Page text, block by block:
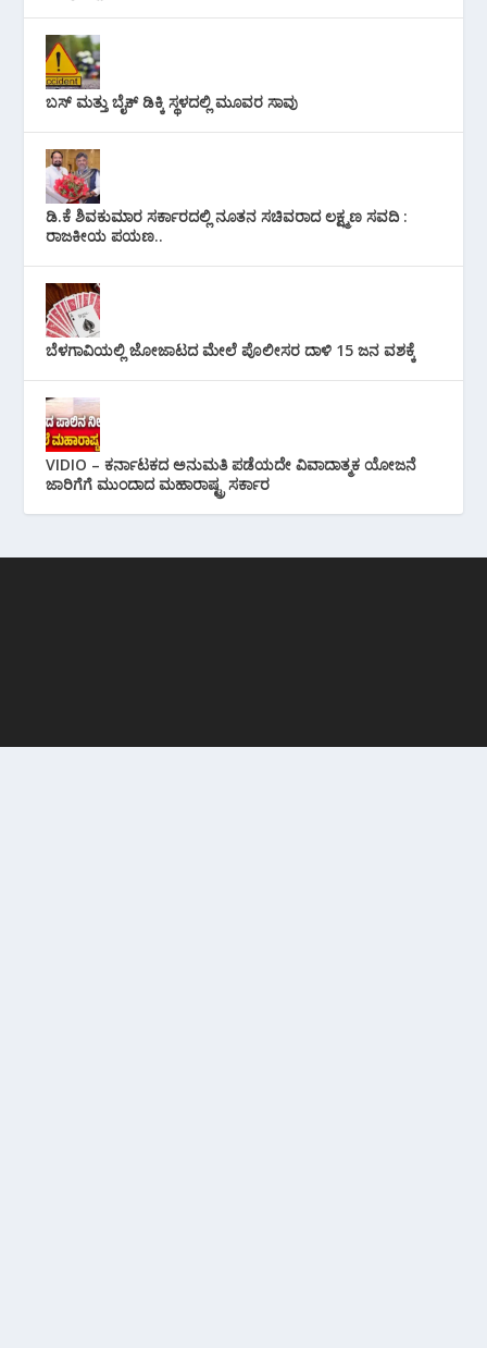
ಬಸ್ ಮತ್ತು ಬೈಕ್ ಡಿಕ್ಕಿ ಸ್ಥಳದಲ್ಲಿ ಮೂವರ ಸಾವು
ಡಿ.ಕೆ ಶಿವಕುಮಾರ ಸರ್ಕಾರದಲ್ಲಿ ನೂತನ ಸಚಿವರಾದ ಲಕ್ಷ್ಮಣ ಸವದಿ :
ರಾಜಕೀಯ ಪಯಣ..
ಬೆಳಗಾವಿಯಲ್ಲಿ ಜೋಜಾಟದ ಮೇಲೆ ಪೊಲೀಸರ ದಾಳಿ 15 ಜನ ವಶಕ್ಕೆ
VIDIO – ಕರ್ನಾಟಕದ ಅನುಮತಿ ಪಡೆಯದೇ ವಿವಾದಾತ್ಮಕ ಯೋಜನೆ
ಜಾರಿಗೆಗೆ ಮುಂದಾದ ಮಹಾರಾಷ್ಟ್ರ ಸರ್ಕಾರ